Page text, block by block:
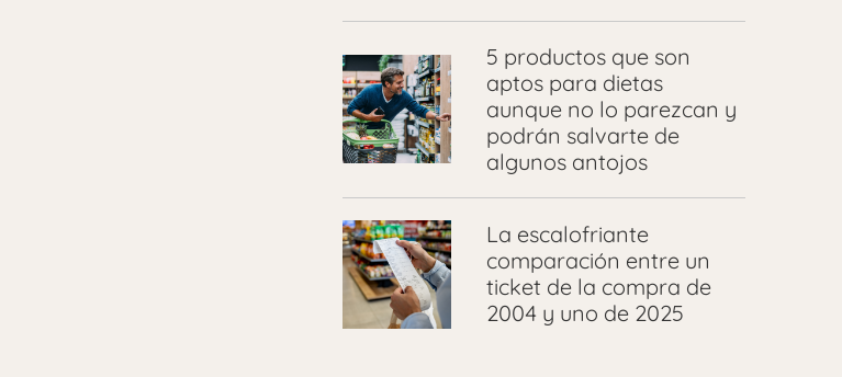
5 productos que son
aptos para dietas
aunque no lo parezcan y
podrán salvarte de
algunos antojos
La escalofriante
comparación entre un
ticket de la compra de
2004 y uno de 2025